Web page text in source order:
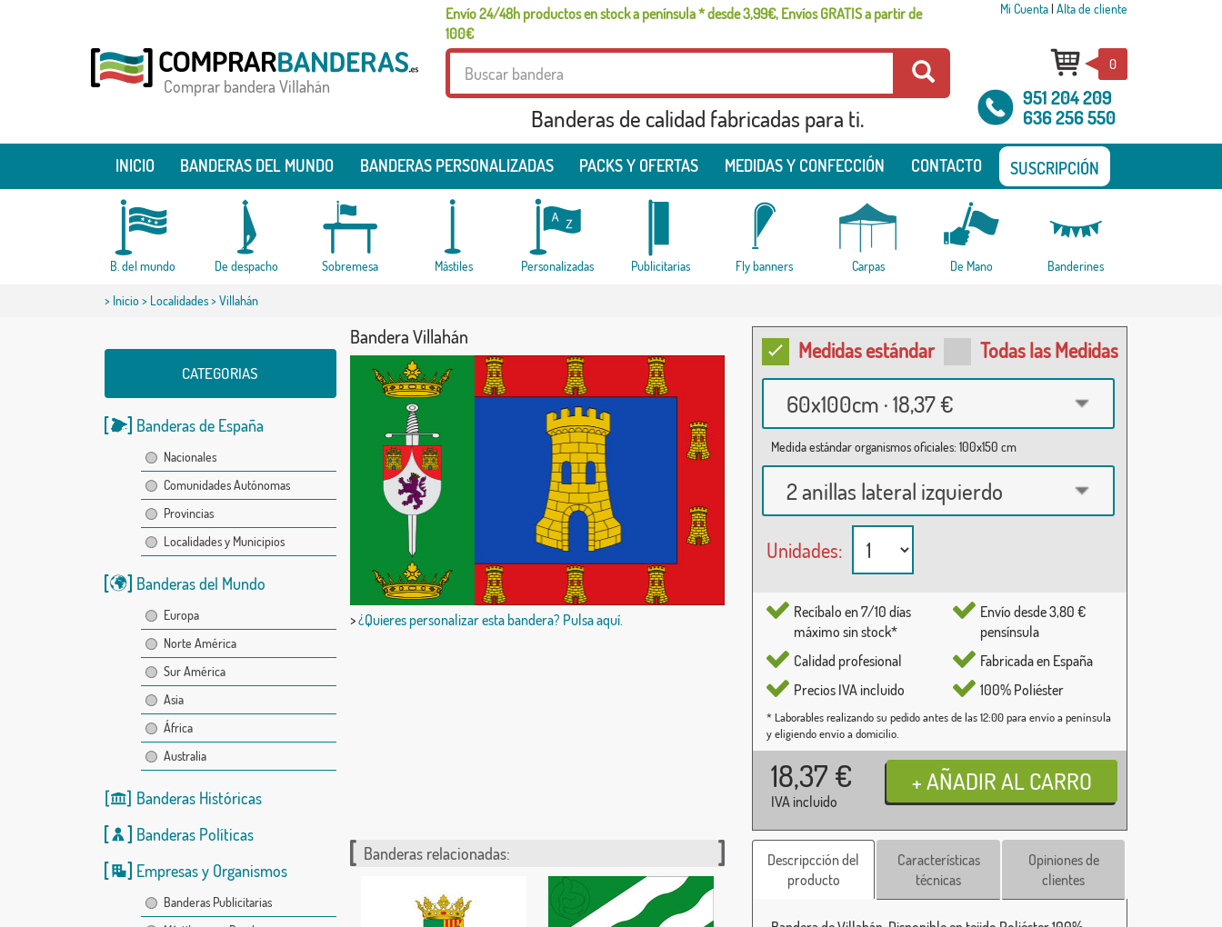
Envío 24/48h productos en stock a península * desde 3,99€, Envíos GRATIS a partir de
100€
Mi Cuenta| Alta de cliente
Comprar bandera Villahán
Banderas de calidad fabricadas para ti.
0
951 204 209
636 256 550
INICIO BANDERAS DEL MUNDO BANDERAS PERSONALIZADAS PACKS Y OFERTAS MEDIDAS Y CONFECCIÓN CONTACTO SUSCRIPCIÓN
B. del mundo De despacho Sobremesa Mástiles Personalizadas Publicitarias Fly banners Carpas De Mano Banderines
> Inicio> Localidades> Villahán
CATEGORIAS
Banderas de España
Nacionales
Comunidades Autónomas
Provincias
Localidades y Municipios
Banderas del Mundo
Europa
Norte América
Sur América
Asia
África
Australia
Banderas Históricas
Banderas Políticas
Empresas y Organismos
Banderas Publicitarias
Bandera Villahán
>¿Quieres personalizar esta bandera? Pulsa aquí.
Medidas estándar Todas las Medidas
60x100cm · 18,37 €
Medida estándar organismos oficiales: 100x150 cm
2 anillas lateral izquierdo
Unidades:
Recíbalo en 7/10 días
máximo sin stock*
Calidad profesional
Precios IVA incluido
Envío desde 3,80 €
pensínsula
Fabricada en España
100% Poliéster
* Laborables realizando su pedido antes de las 12:00 para envío a península
y eligiendo envío a domicilio.
18,37 €
IVA incluido
Banderas relacionadas:
Descripcción del
producto
Características
técnicas
Opiniones de
clientes